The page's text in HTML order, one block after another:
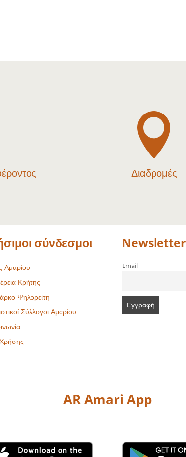

Διαδρομές
σύνδεσμοι
Αμαρίου
Κρήτης
Ψηλορείτη
Σύλλογοι Αμαρίου
Newsletter
Email
AR Amari App